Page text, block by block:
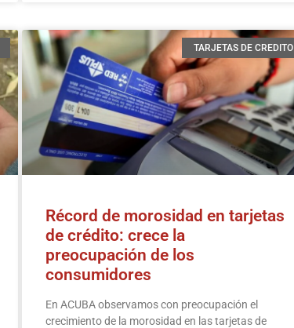
TARJETAS DE CREDITO
Récord de morosidad en tarjetas
de crédito: crece la
preocupación de los
consumidores
En ACUBA observamos con preocupación el
crecimiento de la morosidad en las tarjetas de